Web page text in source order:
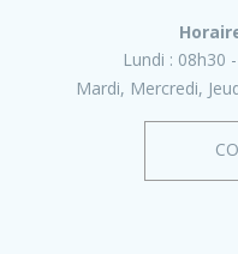
Lundi : 08h30
Mardi, Mercredi,